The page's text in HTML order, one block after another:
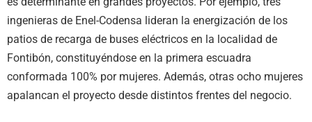
ingenieras de Enel-Codensa lideran la energización de los
patios de recarga de buses eléctricos en la localidad de
Fontibón, constituyéndose en la primera escuadra
conformada 100% por mujeres. Además, otras ocho mujeres
apalancan el proyecto desde distintos frentes del negocio.